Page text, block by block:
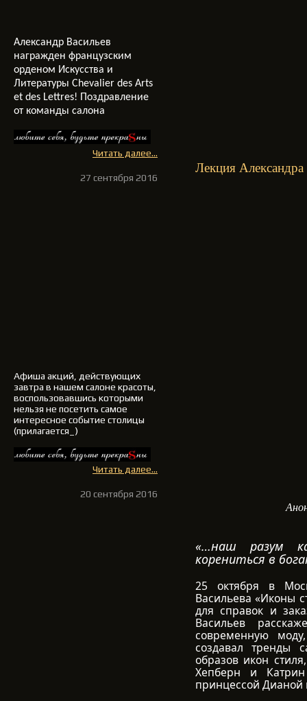
Александр Васильев
награжден французским
орденом Искусства и
Литературы Chevalier des Arts
et des Lettres! Поздравление
от команды салона
Читать далее...
27 сентября 2016
Афиша акций, действующих
завтра в нашем салоне красоты,
воспользовавшись которыми
нельзя не посетить самое
интересное событие столицы
(прилагается_)
Читать далее...
20 сентября 2016
Лекция
«…наш разум
корениться в
25 октября в
Васильева «Иконы
для справок и
Васильев
современную
создавал тренды
образов икон
Хепберн и
принцессой